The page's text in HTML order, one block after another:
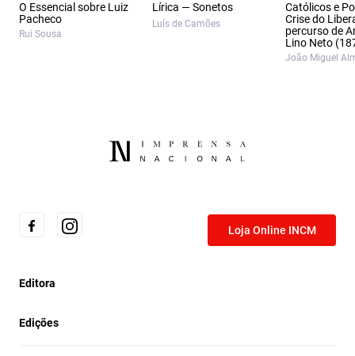
O Essencial sobre Luiz
Pacheco
Rui Sousa
Lírica — Sonetos
Luís de Camões
Católicos e
Crise do
percurso de
Lino Neto
João Miguel
Loja Online INCM
Editora
Edições